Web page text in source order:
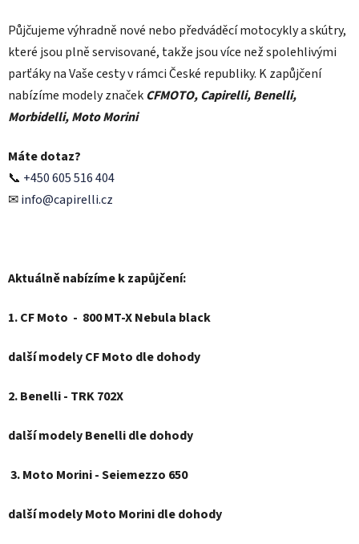
Půjčujeme výhradně nové nebo předváděcí motocykly a skútry,
které jsou plně servisované, takže jsou více než spolehlivými
parťáky na Vaše cesty v rámci České republiky. K zapůjčení
nabízíme modely značekCFMOTO, Capirelli, Benelli,
Morbidelli, Moto Morini
Máte dotaz?
📞 +450 605 516 404
✉info@capirelli.cz
Aktuálně nabízíme k zapůjčení:
1. CF Moto - 800 MT-X Nebula black
další modely CF Moto dle dohody
2. Benelli - TRK 702X
další modely Benelli dle dohody
3. Moto Morini - Seiemezzo 650
další modely Moto Morini dle dohody